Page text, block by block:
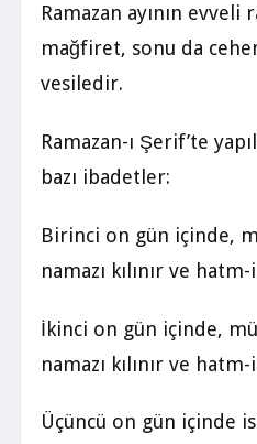
Ramazan ayının evveli
mağfiret, sonu da
vesiledir.
Ramazan-ı Şerif’te
bazı ibadetler:
Birinci on gün içinde,
namazı kılınır ve
İkinci on gün içinde,
namazı kılınır ve
Üçüncü on gün içinde